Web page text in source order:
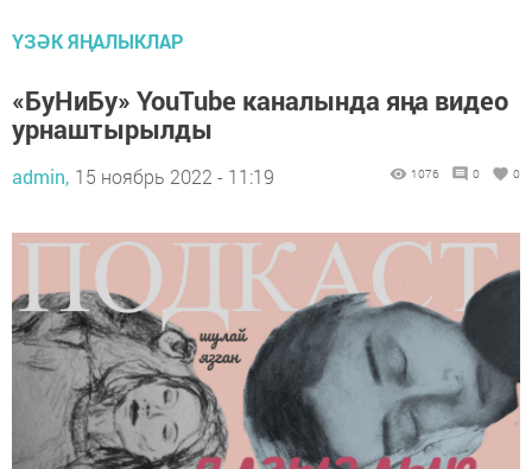
ҮЗӘК ЯҢАЛЫКЛАР
«БуНиБу» YouTube каналында яңа видео
урнаштырылды
admin, 15 ноябрь 2022 - 11:19 1076 0 0